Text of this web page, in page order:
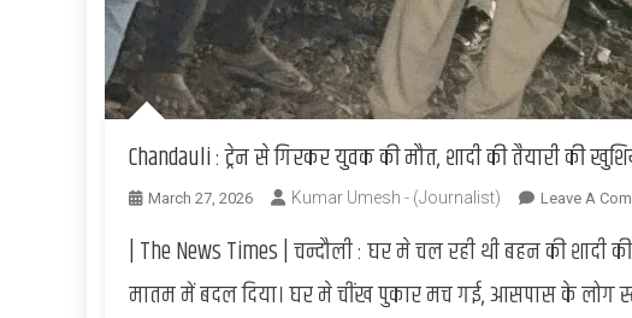
Chandauli : ट्रेन से गिरकर युवक की मौत, शादी की तैयारी की
March 27, 2026 Kumar Umesh - (Journalist) Leave A
| The News Times | चन्दौली : घर मे चल रही थी बहन की
मातम में बदल दिया। घर मे चींख पुकार मच गई, आसपास के लोग